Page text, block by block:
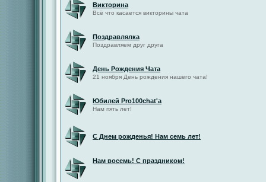
Викторина
Всё что касается викторины чата
Поздравлялка
Поздравляем друг друга
День Рождения Чата
21 ноября День рождения нашего чата!
Юбилей Pro100chat'а
Нам пять лет!
С Днем рожденья! Нам семь лет!
Нам восемь! С праздником!